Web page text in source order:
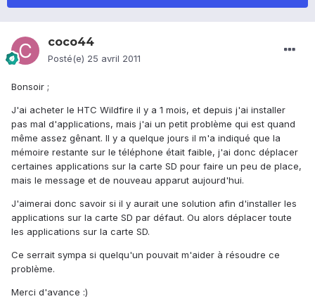
coco44
Posté(e) 25 avril 2011
Bonsoir ;
J'ai acheter le HTC Wildfire il y a 1 mois, et depuis j'ai installer
pas mal d'applications, mais j'ai un petit problème qui est quand
même assez gênant. Il y a quelque jours il m'a indiqué que la
mémoire restante sur le téléphone était faible, j'ai donc déplacer
certaines applications sur la carte SD pour faire un peu de place,
mais le message et de nouveau apparut aujourd'hui.
J'aimerai donc savoir si il y aurait une solution afin d'installer les
applications sur la carte SD par défaut. Ou alors déplacer toute
les applications sur la carte SD.
Ce serrait sympa si quelqu'un pouvait m'aider à résoudre ce
problème.
Merci d'avance :)